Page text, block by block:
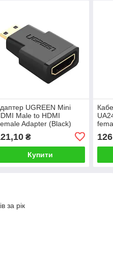
UGREEN Mini
Male to HDMI
Adapter (Black)
₴
Купити
за рік